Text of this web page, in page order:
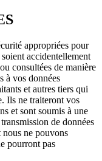
appropriées pour
accidentellement
consultées de manière
à vos données
et autres tiers qui
Ils ne traiteront vos
et sont soumis à une
de données
nous ne pouvons
pourront pas